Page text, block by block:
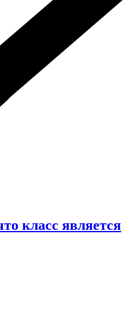
класс является